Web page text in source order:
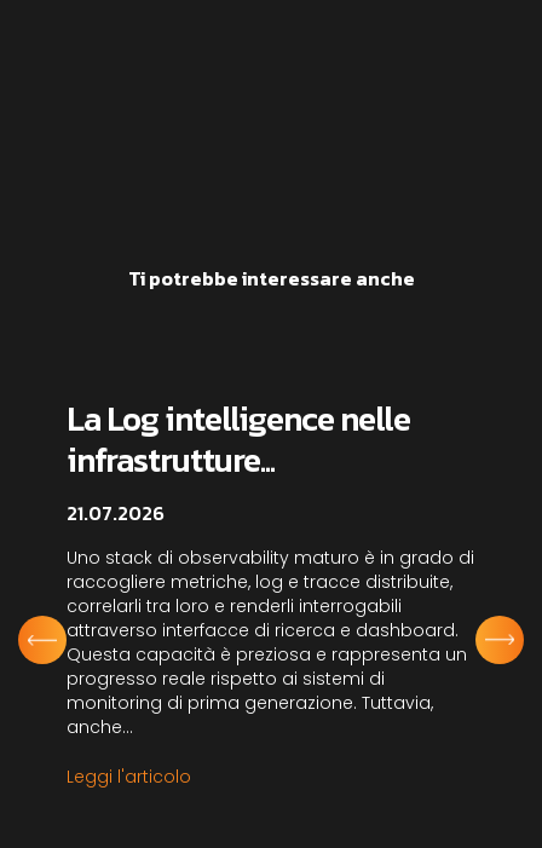
Ti potrebbe interessare anche
La Log intelligence nelle
infrastrutture...
21.07.2026
Uno stack di observability maturo è in grado di
raccogliere metriche, log e tracce distribuite,
correlarli tra loro e renderli interrogabili
attraverso interfacce di ricerca e dashboard.
Questa capacità è preziosa e rappresenta un
progresso reale rispetto ai sistemi di
monitoring di prima generazione. Tuttavia,
anche...
Leggi l'articolo